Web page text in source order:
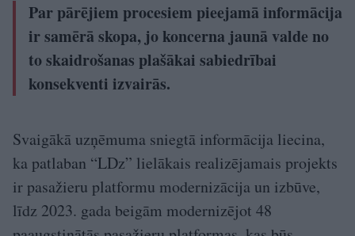
Par pārējiem procesiem pieejamā informācija
ir samērā skopa, jo koncerna jaunā valde no
to skaidrošanas plašākai sabiedrībai
konsekventi izvairās.
Svaigākā uzņēmuma sniegtā informācija liecina,
ka patlaban “LDz” lielākais realizējamais projekts
ir pasažieru platformu modernizācija un izbūve,
līdz 2023. gada beigām modernizējot 48